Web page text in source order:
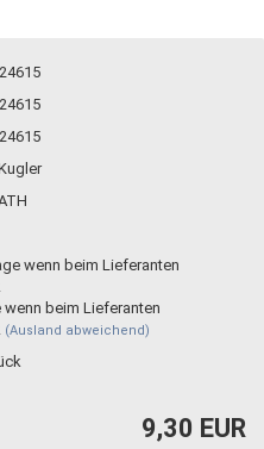
wenn beim Lieferanten
(Ausland abweichend)
9,30 EUR